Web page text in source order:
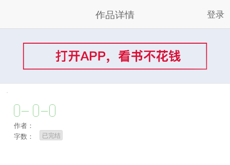
作品详情 登录
作者：
字数：
已完结